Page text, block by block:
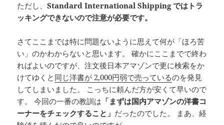
ただし、Standard International Shipping ではトラ
ッキングできないので注意が必要です。
さてここまでは特に問題ないように思えて何が「ほろ苦
い」のかわからないと思います。 確かにここまでで終わ
ればよいのですが、注文後日本アマゾンで更に検索をか
けてゆくと 同じ洋書が 2,000円弱で売っているのを発見
してしまいました。 こっちに頼んだ方が安くて早いので
す。 今回の一番の教訓は 「まずは国内アマゾンの洋書コ
ーナーをチェックすること」 だったのでした。 まあ、経